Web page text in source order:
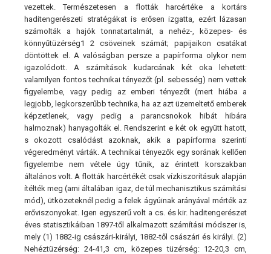
vezettek. Természetesen a flották harcértéke a kortárs
haditengerészeti stratégákat is erősen izgatta, ezért lázasan
számolták a hajók tonnatartalmát, a nehéz-, közepes- és
könnyűtüzérség1 2 csöveinek számát; papijaikon csatákat
döntöttek el. A valóságban persze a papírforma olykor nem
igazolódott. A számítások kudarcának két oka lehetett:
valamilyen fontos technikai tényezőt (pl. sebesség) nem vettek
figyelembe, vagy pedig az emberi tényezőt (mert hiába a
legjobb, legkorszerűbb technika, ha az azt üzemeltető emberek
képzetlenek, vagy pedig a parancsnokok hibát hibára
halmoznak) hanyagolták el. Rendszerint e két ok együtt hatott,
s okozott csalódást azoknak, akik a papírforma szerinti
végeredményt várták. A technikai tényezők egy sorának kellően
figyelembe nem vétele úgy tűnik, az érintett korszakban
általános volt. A flották harcértékét csak vízkiszorításuk alapján
ítélték meg (ami általában igaz, de túl mechanisztikus számítási
mód), ütközeteknél pedig a felek ágyúinak arányával mérték az
erőviszonyokat. Igen egyszerű volt a cs. és kir. haditengerészet
éves statisztikáiban 1897-től alkalmazott számítási módszer is,
mely (1) 1882-ig császári-királyi, 1882-től császári és királyi. (2)
Nehéztüzérség: 24-41,3 cm, közepes tüzérség: 12-20,3 cm,